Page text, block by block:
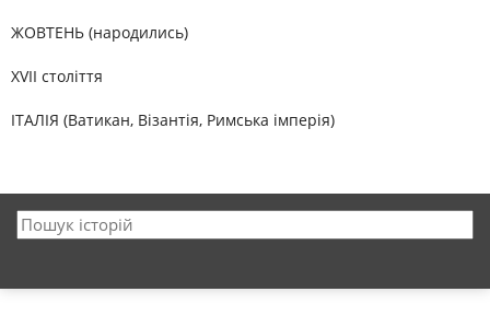
ЖОВТЕНЬ (народились)
XVII століття
ІТАЛІЯ (Ватикан, Візантія, Римська імперія)